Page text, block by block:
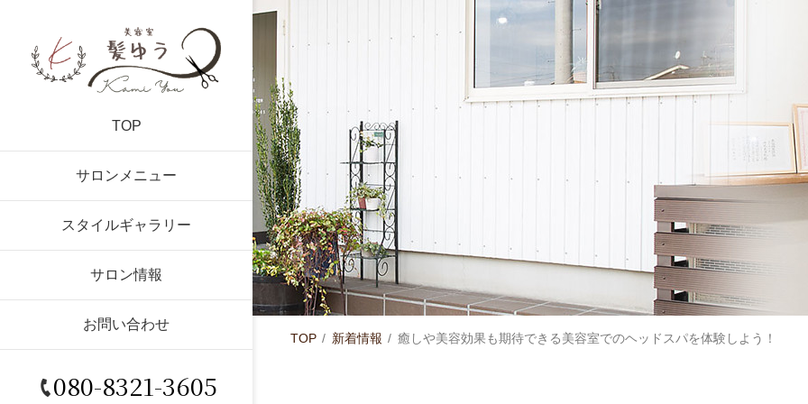
TOP
サロンメニュー
スタイルギャラリー
サロン情報
お問い合わせ
080-8321-3605
TOP 新着情報 癒しや美容効果も期待できる美容室でのヘッドスパを体験しよう！